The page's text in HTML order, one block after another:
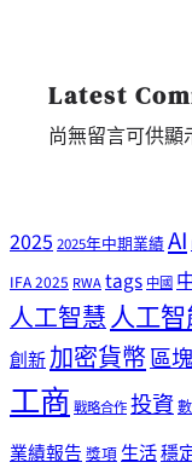
Latest
尚無留言可供顯
2025 2025年中期業績AI
IFA 2025 RWAtags 中國
人工智慧人工
創新加密貨幣區
工商 戰略合作投資
業績報告 獎項生活穩